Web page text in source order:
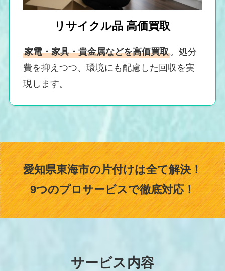
リサイクル品 高価買取
家電・家具・貴金属などを高価買取。処分
費を抑えつつ、環境にも配慮した回収を実
現します。
愛知県東海市の片付けは全て解決！
9つのプロサービスで徹底対応！
サービス内容